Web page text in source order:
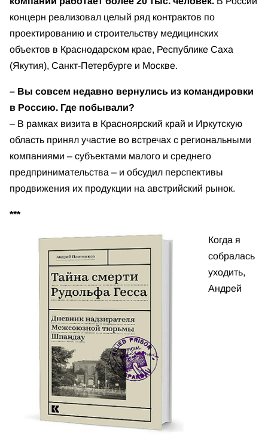
концерн реализовал целый ряд контрактов по
проектированию и строительству медицинских
объектов в Краснодарском крае, Республике Саха
(Якутия), Санкт-Петербурге и Москве.
– Вы совсем недавно вернулись из командировки
в Россию. Где побывали?
– В рамках визита в Красноярский край и Иркутскую
область принял участие во встречах с региональными
компаниями – субъектами малого и среднего
предпринимательства – и обсудил перспективы
продвижения их продукции на австрийский рынок.
***
Когда я
собралась
уходить,
Андрей